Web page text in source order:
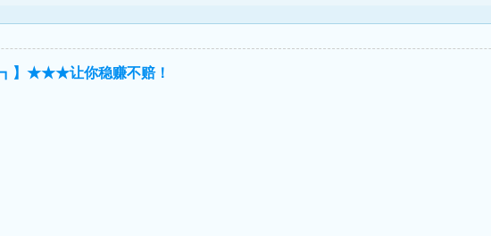
】★★★让你稳赚不赔！